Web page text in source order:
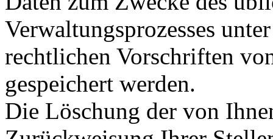
Verwaltungsprozesses
rechtlichen Vorschriften
gespeichert werden.
Die Löschung der von